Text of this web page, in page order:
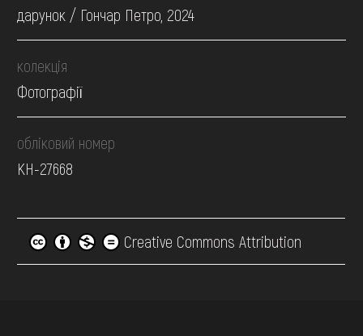
дарунок / Гончар Петро, 2024
колекція
Фотографії
обліковий номер
КН-27668
Creative Commons Attribution